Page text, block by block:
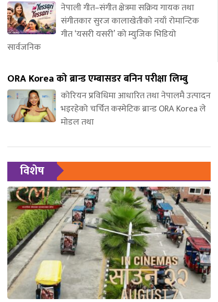
नेपाली गीत–संगीत क्षेत्रमा सक्रिय गायक तथा
संगीतकार सुरज कालाखेतीको नयाँ रोमान्टिक
गीत ‘यसरी यसरी’ को म्युजिक भिडियो
सार्वजनिक
ORA Korea को ब्रान्ड एम्बासडर बनिन परीक्षा लिम्बु
कोरियन प्रविधिमा आधारित तथा नेपालमै उत्पादन
भइरहेको चर्चित कस्मेटिक ब्रान्ड ORA Korea ले
मोडल तथा
विशेष